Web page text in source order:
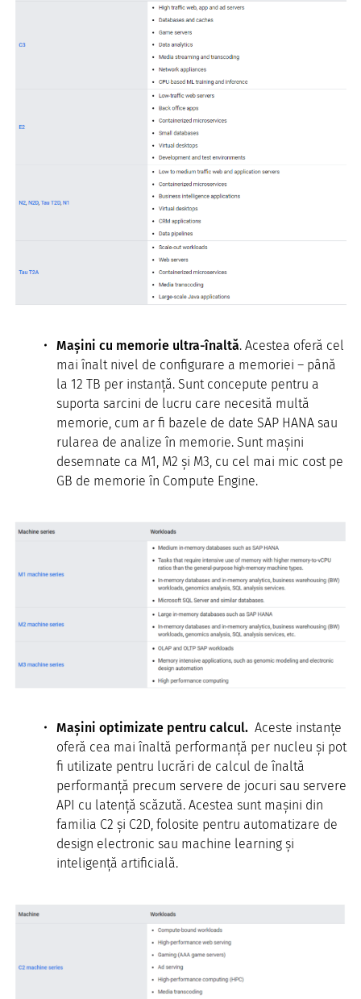
Mașini cu memorie ultra-înaltă. Acestea oferă cel
mai înalt nivel de configurare a memoriei – până
la 12 TB per instanță. Sunt concepute pentru a
suporta sarcini de lucru care necesită multă
memorie, cum ar fi bazele de date SAP HANA sau
rularea de analize în memorie. Sunt mașini
desemnate ca M1, M2 și M3, cu cel mai mic cost pe
GB de memorie în Compute Engine.
Mașini optimizate pentru calcul. Aceste instanțe
oferă cea mai înaltă performanță per nucleu și pot
fi utilizate pentru lucrări de calcul de înaltă
performanță precum servere de jocuri sau servere
API cu latență scăzută. Acestea sunt mașini din
familia C2 și C2D, folosite pentru automatizare de
design electronic sau machine learning și
inteligență artificială.